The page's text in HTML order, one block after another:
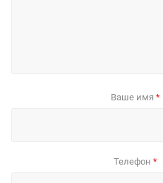
Ваше имя *
Телефон *